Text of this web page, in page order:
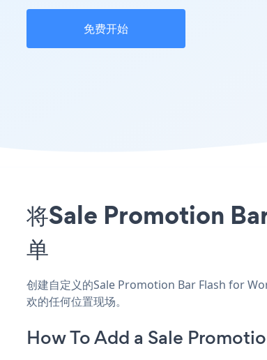
免费开始
将Sale Promotion
单
创建自定义的Sale Promotion Bar Flash for
欢的任何位置现场。
How To Add a Sale